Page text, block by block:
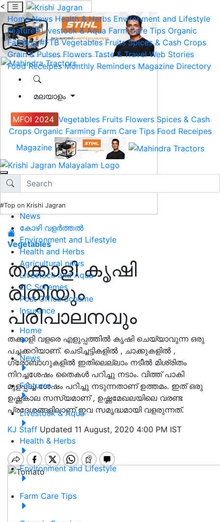
<
Home News Health & Herbs Environment and Lifestyle
Features Livestock & Aqua Farm Care Tips Organic
Farming #FTB Vegetables Fruits Spices & Cash Crops
Grain & Pulses Flowers Taste & Travel Web Stories
Food Receipes Monthly Reminders Magazine Directory
മലയാളം
MFOI 2024 Vegetables Fruits Flowers Spices & Cash
Crops Organic Farming Farm Care Tips Food Receipes
Magazine
#Top on Krishi Jagran
News
കോഴി വളർത്തൽ
Environment and Lifestyle
Health and Herbs
Agricultural news
Livestock and Aqua
LIC Schemes
Post Office Scheme
Insurance
Home
News
Features
Livestock & Aqua
Health & Herbs
Environment and Lifestyle
Farm Care Tips
Vegetables
തക്കാളി കൃഷി
രീതിയും
പരിപാലനവും
തക്കാളി വളരെ എളുപ്പത്തില്‍ കൃഷി ചെയ്യാവുന്ന ഒരു
പച്ചക്കറിയാണ്. ചെടിച്ചട്ടികളില്‍ , ചാക്കുകളില്‍ ,
ഗ്രോബാഗുകളില്‍ ഇതിലെല്ലാം നടീല്‍ മിശ്രിതം
നിറച്ചശേഷം തൈകള്‍ പറിച്ചു നടാം. വിത്ത് പാകി
മുളപ്പിച്ച ശേഷം പറിച്ചു നടുന്നതാണ് ഉത്തമം. ഇത് ഒരു
ഉഷ്ണകാല സസ്യമാണ് , ഉഷ്ണമേഖലയിലെ വരണ്ട
പ്രദേശങ്ങളിലാണ് ഇവ സമൃദ്ധമായി വളരുന്നത്.
KJ Staff Updated 11 August, 2020 4:00 PM IST